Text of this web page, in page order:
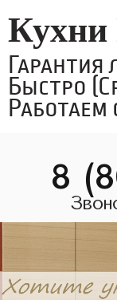
Кухни
Быстро
Работаем
8